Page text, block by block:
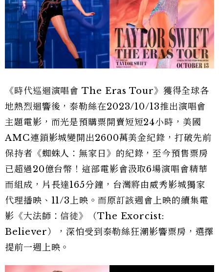
《時代巡迴演唱會 The Eras Tour》獲得全球各
地熱烈迴響後，泰勒絲在2023/10/13推出演唱會
主題電影，而光是預購票開賣短短24小時，美國
AMC連鎖影城變開出2600萬美金紀錄，打破先前
保持者《蜘蛛人：無家日》的紀錄，至今預售票房
已超過20億台幣！這部電影會汲取6場演唱會精華
而組成，片長達165分鐘，台灣將由威秀影城獨家
代理播映、11/3上映。而原訂該週會上映的續集電
影《大法師：信徒》（The Exorcist:
Believer），深怕受到泰勒絲狂潮影響票房，選擇
提前一週上映。